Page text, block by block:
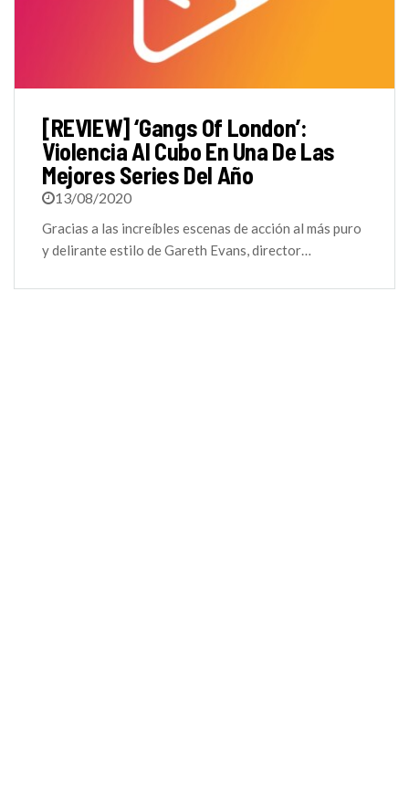
[REVIEW] ‘Gangs Of London’:
Violencia Al Cubo En Una De Las
Mejores Series Del Año
13/08/2020
Gracias a las increíbles escenas de acción al más puro
y delirante estilo de Gareth Evans, director…